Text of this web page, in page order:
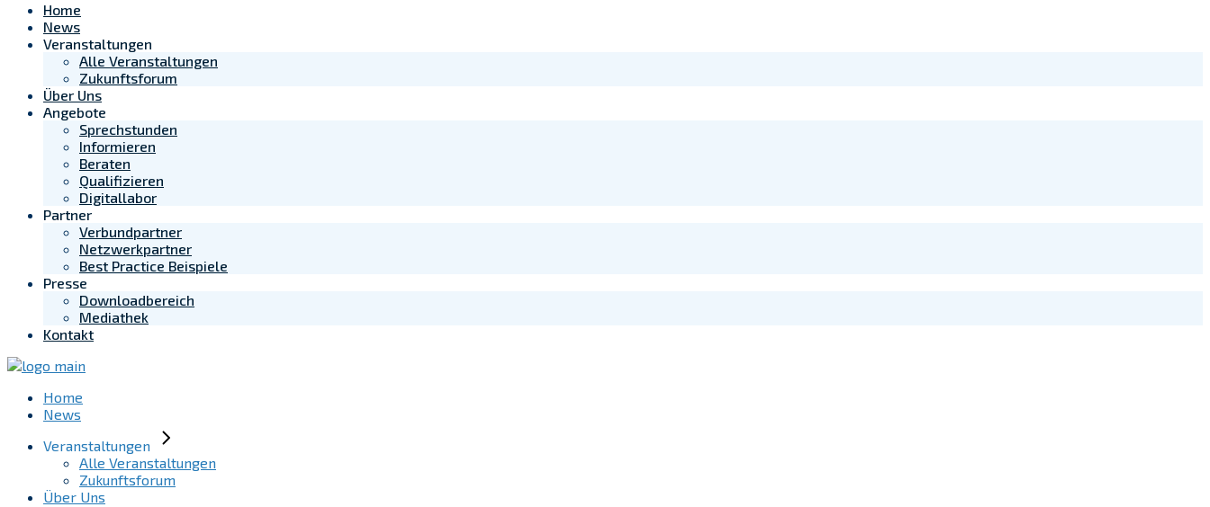
Home
News
Veranstaltungen
Alle Veranstaltungen
Zukunftsforum
Über Uns
Angebote
Sprechstunden
Informieren
Beraten
Qualifizieren
Digitallabor
Partner
Verbundpartner
Netzwerkpartner
Best Practice Beispiele
Presse
Downloadbereich
Mediathek
Kontakt
Home
News
Veranstaltungen
Alle Veranstaltungen
Zukunftsforum
Über Uns